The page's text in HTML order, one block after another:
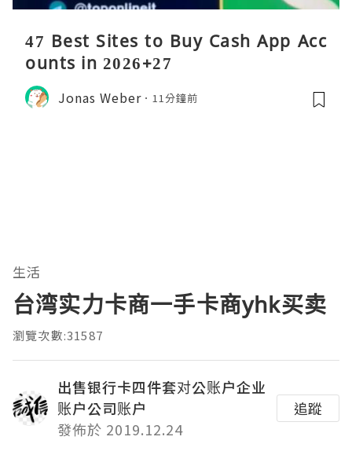
47 Best Sites to Buy Cash App Acc
ounts in 2026+27
Jonas Weber 11分鐘前
生活
台湾实力卡商一手卡商yhk买卖
瀏覽次數:31587
出售银行卡四件套对公账户企业
账户公司账户
發佈於 2019.12.24
追蹤